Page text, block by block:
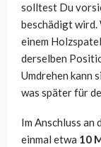
solltest Du
beschädigt wird.
einem
derselben
Umdrehen kann
was später für
Im Anschluss an
einmal etwa 10